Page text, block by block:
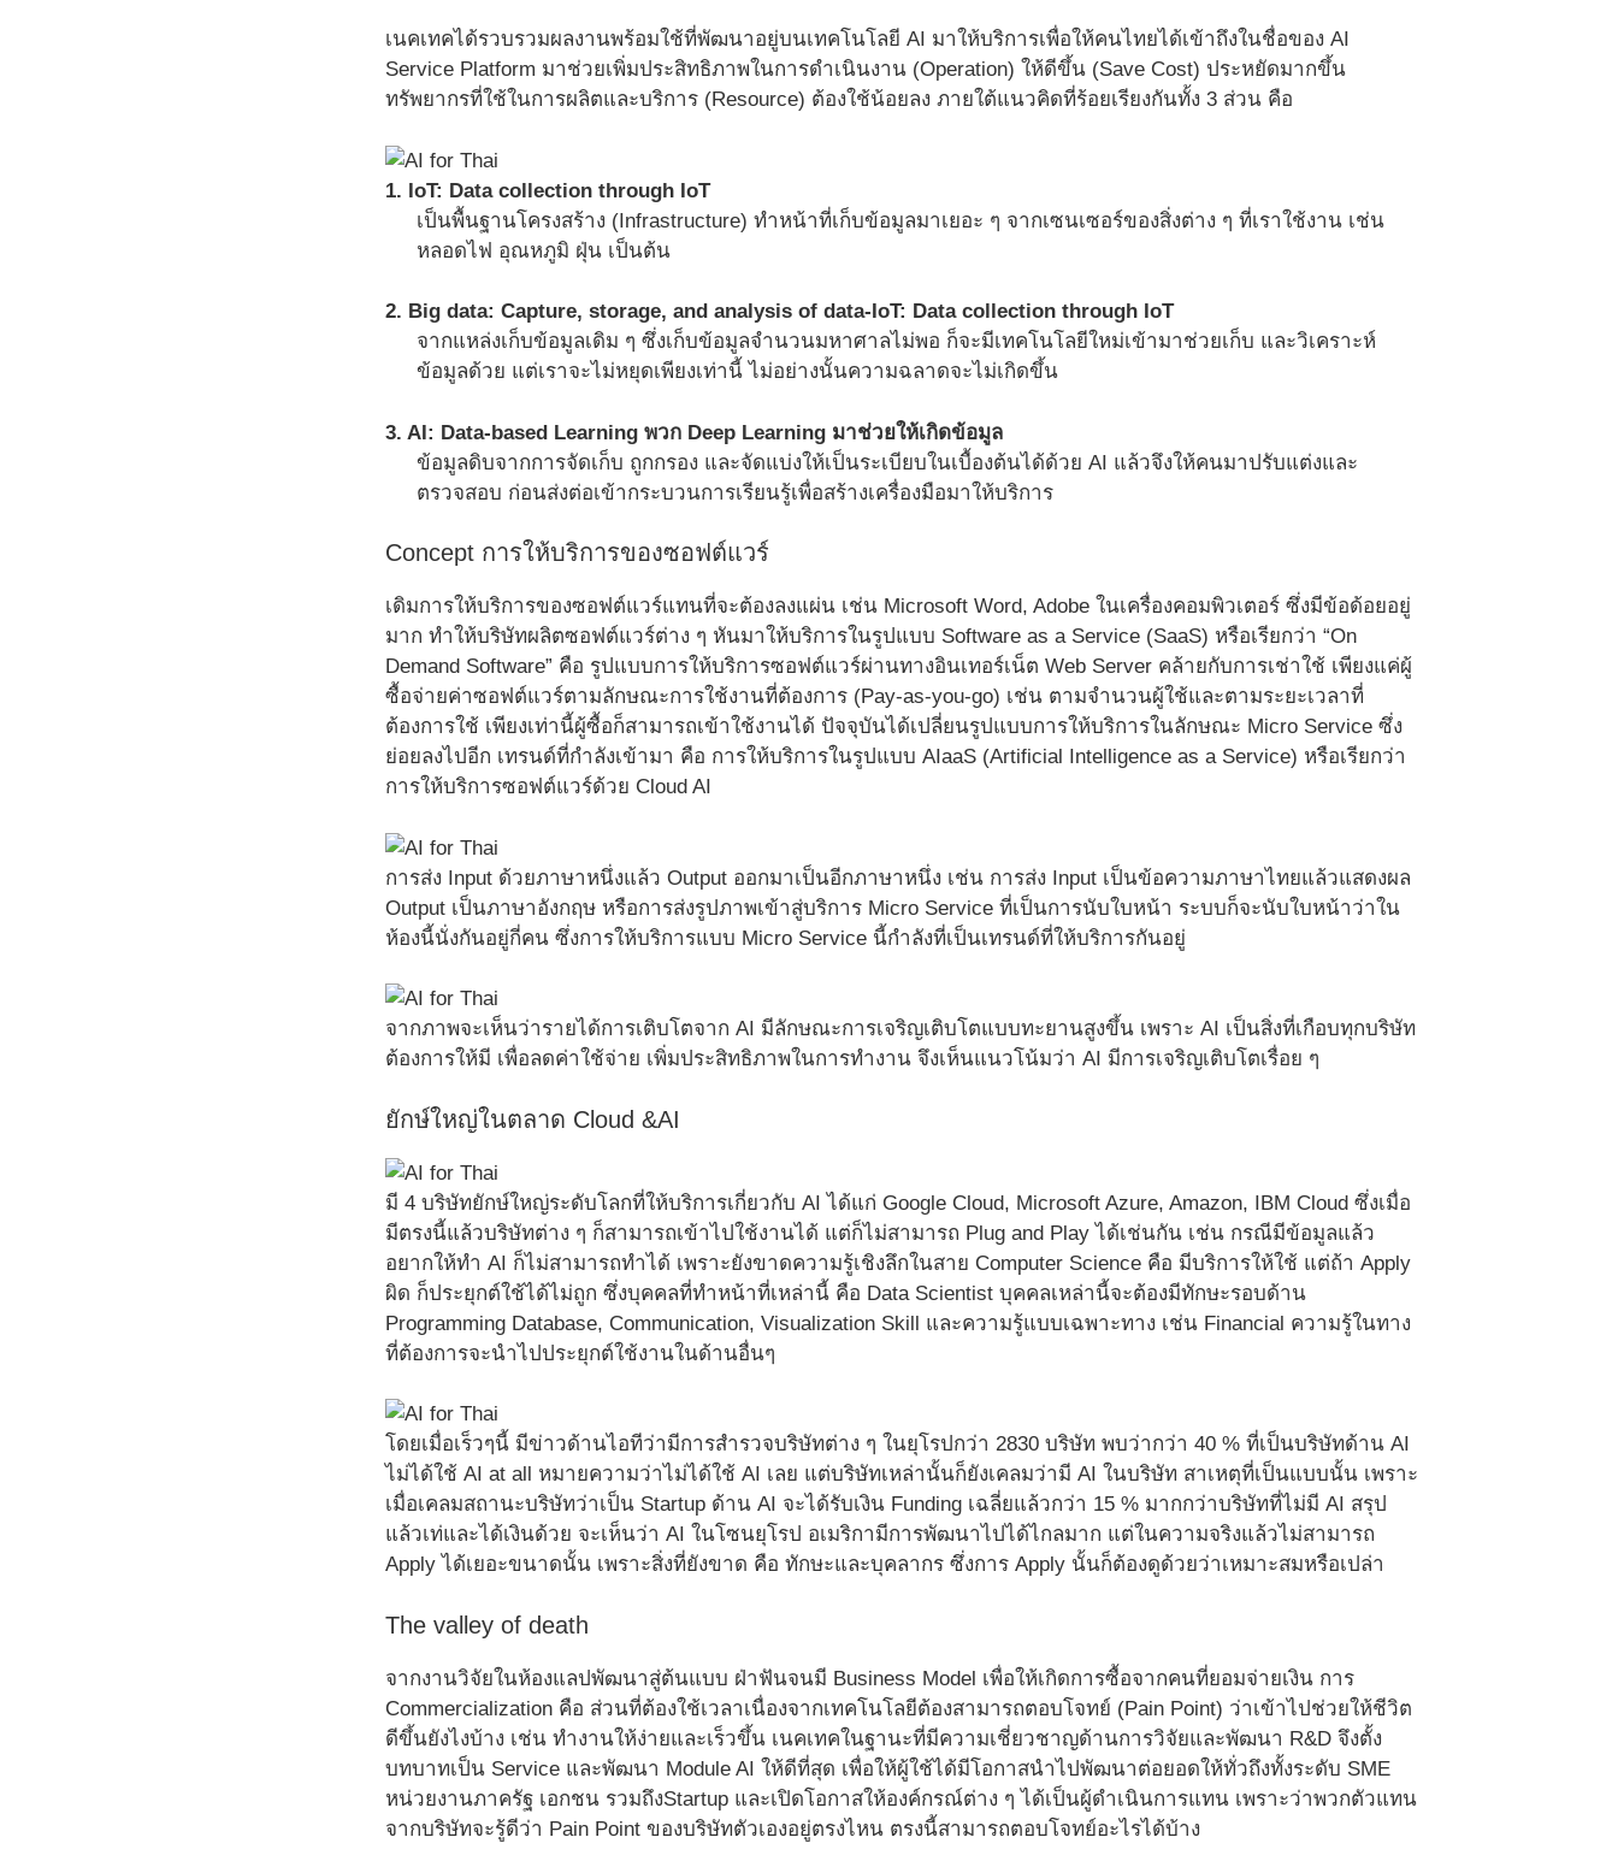
เนคเทคได้รวบรวมผลงานพร้อมใช้ที่พัฒนาอยู่บนเทคโนโลยี AI มาให้บริการเพื่อให้คนไทยได้เข้าถึงในชื่อของ AI
Service Platform มาช่วยเพิ่มประสิทธิภาพในการดำเนินงาน (Operation) ให้ดีขึ้น (Save Cost) ประหยัดมากขึ้น
ทรัพยากรที่ใช้ในการผลิตและบริการ (Resource) ต้องใช้น้อยลง ภายใต้แนวคิดที่ร้อยเรียงกันทั้ง 3 ส่วน คือ
1. IoT: Data collection through IoT
เป็นพื้นฐานโครงสร้าง (Infrastructure) ทำหน้าที่เก็บข้อมูลมาเยอะ ๆ จากเซนเซอร์ของสิ่งต่าง ๆ ที่เราใช้งาน เช่น
หลอดไฟ อุณหภูมิ ฝุ่น เป็นต้น
2. Big data: Capture, storage, and analysis of data-IoT: Data collection through IoT
จากแหล่งเก็บข้อมูลเดิม ๆ ซึ่งเก็บข้อมูลจำนวนมหาศาลไม่พอ ก็จะมีเทคโนโลยีใหม่เข้ามาช่วยเก็บ และวิเคราะห์
ข้อมูลด้วย แต่เราจะไม่หยุดเพียงเท่านี้ ไม่อย่างนั้นความฉลาดจะไม่เกิดขึ้น
3. AI: Data-based Learning พวก Deep Learning มาช่วยให้เกิดข้อมูล
ข้อมูลดิบจากการจัดเก็บ ถูกกรอง และจัดแบ่งให้เป็นระเบียบในเบื้องต้นได้ด้วย AI แล้วจึงให้คนมาปรับแต่งและ
ตรวจสอบ ก่อนส่งต่อเข้ากระบวนการเรียนรู้เพื่อสร้างเครื่องมือมาให้บริการ
Concept การให้บริการของซอฟต์แวร์
เดิมการให้บริการของซอฟต์แวร์แทนที่จะต้องลงแผ่น เช่น Microsoft Word, Adobe ในเครื่องคอมพิวเตอร์ ซึ่งมีข้อด้อยอยู่
มาก ทำให้บริษัทผลิตซอฟต์แวร์ต่าง ๆ หันมาให้บริการในรูปแบบ Software as a Service (SaaS) หรือเรียกว่า “On
Demand Software” คือ รูปแบบการให้บริการซอฟต์แวร์ผ่านทางอินเทอร์เน็ต Web Server คล้ายกับการเช่าใช้ เพียงแค่ผู้
ซื้อจ่ายค่าซอฟต์แวร์ตามลักษณะการใช้งานที่ต้องการ (Pay-as-you-go) เช่น ตามจำนวนผู้ใช้และตามระยะเวลาที่
ต้องการใช้ เพียงเท่านี้ผู้ซื้อก็สามารถเข้าใช้งานได้ ปัจจุบันได้เปลี่ยนรูปแบบการให้บริการในลักษณะ Micro Service ซึ่ง
ย่อยลงไปอีก เทรนด์ที่กำลังเข้ามา คือ การให้บริการในรูปแบบ AIaaS (Artificial Intelligence as a Service) หรือเรียกว่า
การให้บริการซอฟต์แวร์ด้วย Cloud AI
การส่ง Input ด้วยภาษาหนึ่งแล้ว Output ออกมาเป็นอีกภาษาหนึ่ง เช่น การส่ง Input เป็นข้อความภาษาไทยแล้วแสดงผล
Output เป็นภาษาอังกฤษ หรือการส่งรูปภาพเข้าสู่บริการ Micro Service ที่เป็นการนับใบหน้า ระบบก็จะนับใบหน้าว่าใน
ห้องนี้นั่งกันอยู่กี่คน ซึ่งการให้บริการแบบ Micro Service นี้กำลังที่เป็นเทรนด์ที่ให้บริการกันอยู่
จากภาพจะเห็นว่ารายได้การเติบโตจาก AI มีลักษณะการเจริญเติบโตแบบทะยานสูงขึ้น เพราะ AI เป็นสิ่งที่เกือบทุกบริษัท
ต้องการให้มี เพื่อลดค่าใช้จ่าย เพิ่มประสิทธิภาพในการทำงาน จึงเห็นแนวโน้มว่า AI มีการเจริญเติบโตเรื่อย ๆ
ยักษ์ใหญ่ในตลาด Cloud &AI
มี 4 บริษัทยักษ์ใหญ่ระดับโลกที่ให้บริการเกี่ยวกับ AI ได้แก่ Google Cloud, Microsoft Azure, Amazon, IBM Cloud ซึ่งเมื่อ
มีตรงนี้แล้วบริษัทต่าง ๆ ก็สามารถเข้าไปใช้งานได้ แต่ก็ไม่สามารถ Plug and Play ได้เช่นกัน เช่น กรณีมีข้อมูลแล้ว
อยากให้ทำ AI ก็ไม่สามารถทำได้ เพราะยังขาดความรู้เชิงลึกในสาย Computer Science คือ มีบริการให้ใช้ แต่ถ้า Apply
ผิด ก็ประยุกต์ใช้ได้ไม่ถูก ซึ่งบุคคลที่ทำหน้าที่เหล่านี้ คือ Data Scientist บุคคลเหล่านี้จะต้องมีทักษะรอบด้าน
Programming Database, Communication, Visualization Skill และความรู้แบบเฉพาะทาง เช่น Financial ความรู้ในทาง
ที่ต้องการจะนำไปประยุกต์ใช้งานในด้านอื่นๆ
โดยเมื่อเร็วๆนี้ มีข่าวด้านไอทีว่ามีการสำรวจบริษัทต่าง ๆ ในยุโรปกว่า 2830 บริษัท พบว่ากว่า 40 % ที่เป็นบริษัทด้าน AI
ไม่ได้ใช้ AI at all หมายความว่าไม่ได้ใช้ AI เลย แต่บริษัทเหล่านั้นก็ยังเคลมว่ามี AI ในบริษัท สาเหตุที่เป็นแบบนั้น เพราะ
เมื่อเคลมสถานะบริษัทว่าเป็น Startup ด้าน AI จะได้รับเงิน Funding เฉลี่ยแล้วกว่า 15 % มากกว่าบริษัทที่ไม่มี AI สรุป
แล้วเท่และได้เงินด้วย จะเห็นว่า AI ในโซนยุโรป อเมริกามีการพัฒนาไปได้ไกลมาก แต่ในความจริงแล้วไม่สามารถ
Apply ได้เยอะขนาดนั้น เพราะสิ่งที่ยังขาด คือ ทักษะและบุคลากร ซึ่งการ Apply นั้นก็ต้องดูด้วยว่าเหมาะสมหรือเปล่า
The valley of death
จากงานวิจัยในห้องแลปพัฒนาสู่ต้นแบบ ฝ่าฟันจนมี Business Model เพื่อให้เกิดการซื้อจากคนที่ยอมจ่ายเงิน การ
Commercialization คือ ส่วนที่ต้องใช้เวลาเนื่องจากเทคโนโลยีต้องสามารถตอบโจทย์ (Pain Point) ว่าเข้าไปช่วยให้ชีวิต
ดีขึ้นยังไงบ้าง เช่น ทำงานให้ง่ายและเร็วขึ้น เนคเทคในฐานะที่มีความเชี่ยวชาญด้านการวิจัยและพัฒนา R&D จึงตั้ง
บทบาทเป็น Service และพัฒนา Module AI ให้ดีที่สุด เพื่อให้ผู้ใช้ได้มีโอกาสนำไปพัฒนาต่อยอดให้ทั่วถึงทั้งระดับ SME
หน่วยงานภาครัฐ เอกชน รวมถึงStartup และเปิดโอกาสให้องค์กรณ์ต่าง ๆ ได้เป็นผู้ดำเนินการแทน เพราะว่าพวกตัวแทน
จากบริษัทจะรู้ดีว่า Pain Point ของบริษัทตัวเองอยู่ตรงไหน ตรงนี้สามารถตอบโจทย์อะไรได้บ้าง